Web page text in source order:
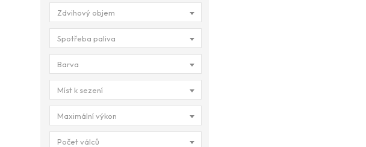
Zdvihový objem
Spotřeba paliva
Barva
Míst k sezení
Maximální výkon
Počet válců